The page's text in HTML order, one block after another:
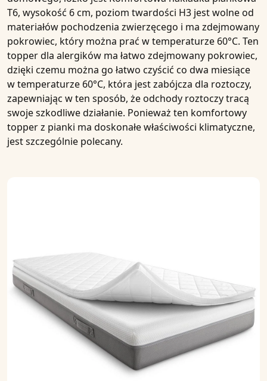
T6, wysokość 6 cm, poziom twardości H3 jest wolne od
materiałów pochodzenia zwierzęcego i ma zdejmowany
pokrowiec, który można prać w temperaturze 60°C. Ten
topper dla alergików ma łatwo zdejmowany pokrowiec,
dzięki czemu można go łatwo czyścić co dwa miesiące
w temperaturze 60°C, która jest zabójcza dla roztoczy,
zapewniając w ten sposób, że odchody roztoczy tracą
swoje szkodliwe działanie. Ponieważ ten komfortowy
topper z pianki ma doskonałe właściwości klimatyczne,
jest szczególnie polecany.